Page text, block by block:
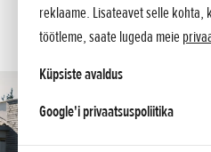
reklaame. Lisateavet selle kohta,
töötleme, saate lugeda meie
Küpsiste avaldus
Google'i privaatsuspoliitikaopens
KONTAKT